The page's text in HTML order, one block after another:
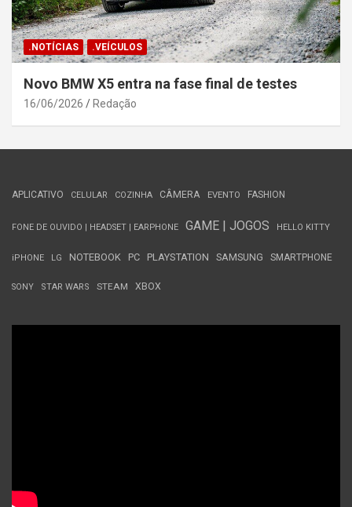
.NOTÍCIAS .VEÍCULOS
Novo BMW X5 entra na fase final de testes
16/06/2026 Redação
APLICATIVO CELULAR COZINHA CÂMERA EVENTO FASHION
FONE DE OUVIDO | HEADSET | EARPHONE GAME | JOGOS HELLO KITTY
iPHONE LG NOTEBOOK PC PLAYSTATION SAMSUNG SMARTPHONE
SONY STAR WARS STEAM XBOX